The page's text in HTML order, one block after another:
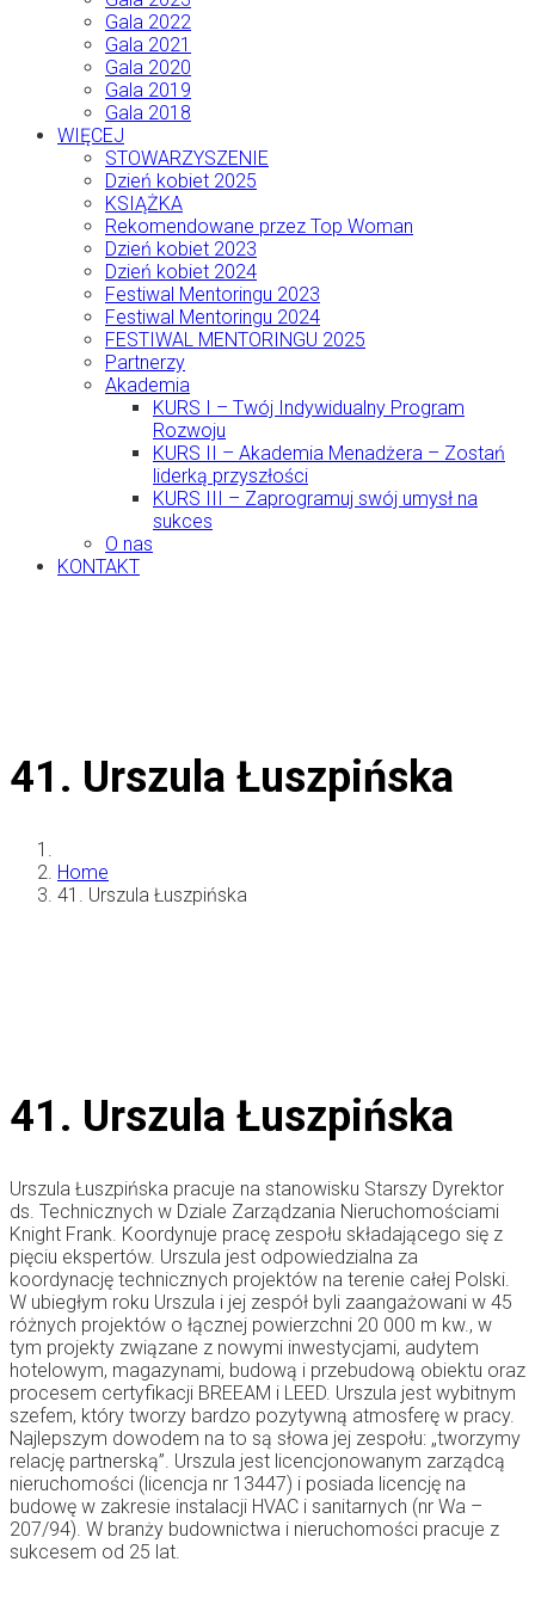
Gala 2022
Gala 2021
Gala 2020
Gala 2019
Gala 2018
WIĘCEJ
STOWARZYSZENIE
Dzień kobiet 2025
KSIĄŻKA
Rekomendowane przez Top Woman
Dzień kobiet 2023
Dzień kobiet 2024
Festiwal Mentoringu 2023
Festiwal Mentoringu 2024
FESTIWAL MENTORINGU 2025
Partnerzy
Akademia
KURS I – Twój Indywidualny Program
Rozwoju
KURS II – Akademia Menadżera – Zostań
liderką przyszłości
KURS III – Zaprogramuj swój umysł na
sukces
O nas
KONTAKT
41. Urszula Łuszpińska
Home
41. Urszula Łuszpińska
41. Urszula Łuszpińska
Urszula Łuszpińska pracuje na stanowisku Starszy Dyrektor
ds. Technicznych w Dziale Zarządzania Nieruchomościami
Knight Frank. Koordynuje pracę zespołu składającego się z
pięciu ekspertów. Urszula jest odpowiedzialna za
koordynację technicznych projektów na terenie całej Polski.
W ubiegłym roku Urszula i jej zespół byli zaangażowani w 45
różnych projektów o łącznej powierzchni 20 000 m kw., w
tym projekty związane z nowymi inwestycjami, audytem
hotelowym, magazynami, budową i przebudową obiektu oraz
procesem certyfikacji BREEAM i LEED. Urszula jest wybitnym
szefem, który tworzy bardzo pozytywną atmosferę w pracy.
Najlepszym dowodem na to są słowa jej zespołu: „tworzymy
relację partnerską”. Urszula jest licencjonowanym zarządcą
nieruchomości (licencja nr 13447) i posiada licencję na
budowę w zakresie instalacji HVAC i sanitarnych (nr Wa –
207/94). W branży budownictwa i nieruchomości pracuje z
sukcesem od 25 lat.